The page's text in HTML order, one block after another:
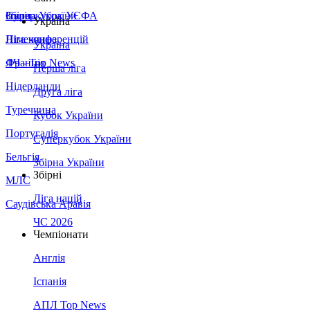
Збірна України
Італія
Німеччина
Франція
Нідерланди
Туреччина
Португалія
Бельгія
МЛС
Саудівська Аравія
Суперкубок УЄФА
Ліга конференцій
ЛЧ - Top News
Україна
Україна
Перша ліга
Друга ліга
Кубок України
Суперкубок України
Збірна України
Збірні
Ліга націй
ЧС 2026
Чемпіонати
Англія
Іспанія
АПЛ Top News